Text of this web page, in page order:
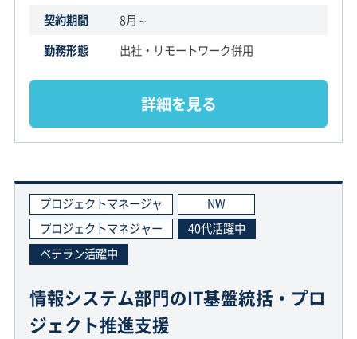
契約期間
8月～
勤務形態
出社・リモートワーク併用
詳細を見る
プロジェクトマネージャ
NW
プロジェクトマネジャー
40代活躍中
ベテラン活躍中
情報システム部門のIT基盤統括・プロ
ジェクト推進支援